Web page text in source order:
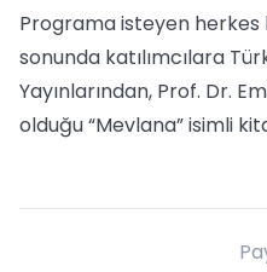
Programa isteyen
sonunda katılımcılara
Yayınlarından, Prof. Dr.
olduğu “Mevlana” isimli